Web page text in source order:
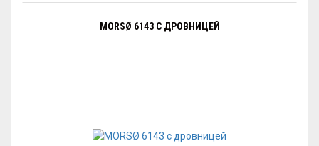
MORSØ 6143 С ДРОВНИЦЕЙ